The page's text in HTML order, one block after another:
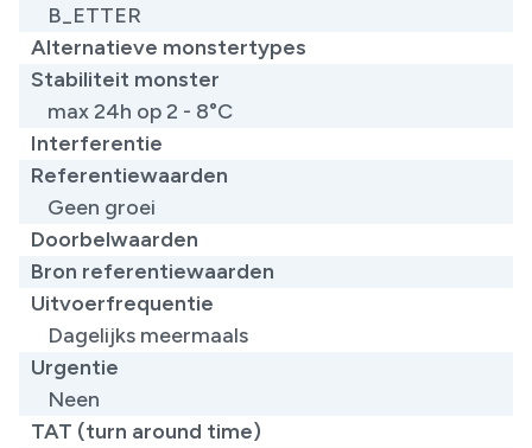
B_ETTER
Alternatieve monstertypes
Stabiliteit monster
max 24h op 2 - 8°C
Interferentie
Referentiewaarden
Geen groei
Doorbelwaarden
Bron referentiewaarden
Uitvoerfrequentie
Dagelijks meermaals
Urgentie
Neen
TAT (turn around time)